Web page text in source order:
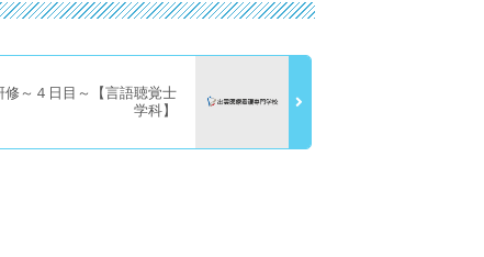
修～４日目～【言語聴覚士
学科】